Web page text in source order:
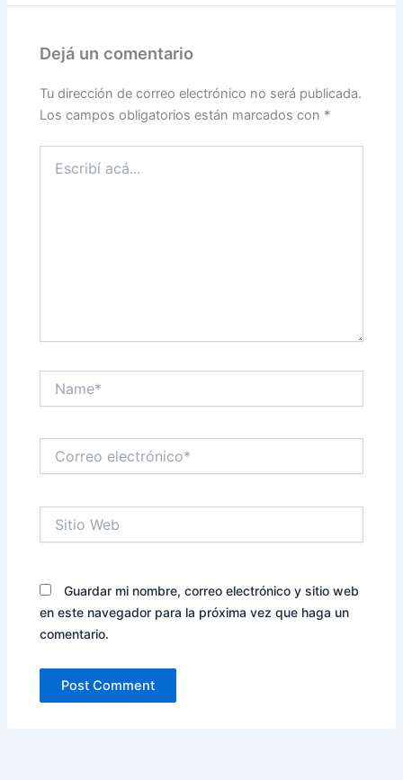
Dejá un comentario
Tu dirección de correo electrónico no será publicada.
Los campos obligatorios están marcados con *
acá...
electrónico*
Web
Guardar mi nombre, correo electrónico y sitio web
en este navegador para la próxima vez que haga un
comentario.